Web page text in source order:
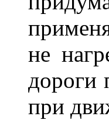
не
дороги
при